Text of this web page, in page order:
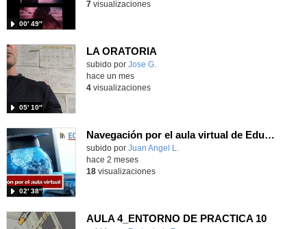
00′ 49″
7visualizaciones
LA ORATORIA
Contenido educativo.
subido por Jose G.
05′ 10″
hace un mes
4visualizaciones
Navegación por el aula virtual de EducaMadrid
Contenido educativo.
subido por Juan Angel L.
02′ 38″
hace 2 meses
18visualizaciones
AULA 4_ENTORNO DE PRACTICA 10